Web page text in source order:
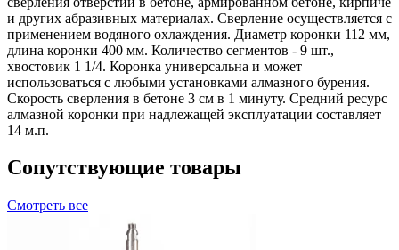
и других абразивных материалах. Сверление осуществляется с
применением водяного охлаждения. Диаметр коронки 112 мм,
длина коронки 400 мм. Количество сегментов - 9 шт.,
хвостoвик 1 1/4. Коронка универсальна и может
использоваться с любыми установками алмазного бурения.
Скорость сверления в бетоне 3 см в 1 минуту. Средний ресурс
алмазной коронки при надлежащей эксплуатации составляет
14 м.п.
Сопутствующие товары
Смотреть все